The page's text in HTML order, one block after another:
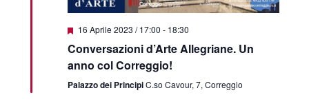
Featured
16 Aprile 2023 / 17:00 - 18:30
Conversazioni d’Arte Allegriane. Un
anno col Correggio!
Palazzo dei PrincipiC.so Cavour, 7, Correggio